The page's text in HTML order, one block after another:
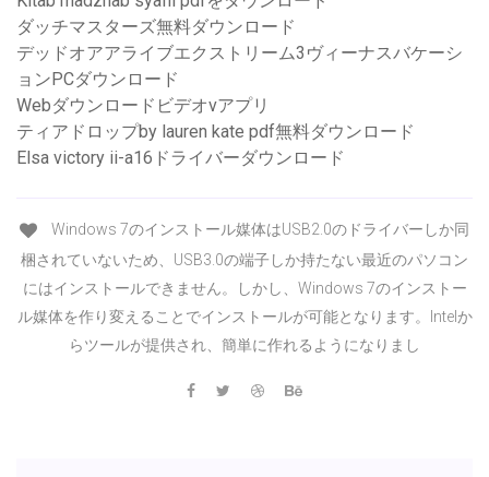
ダッチマスターズ無料ダウンロード
デッドオアアライブエクストリーム3ヴィーナスバケーシ
ョンPCダウンロード
Webダウンロードビデオvアプリ
ティアドロップby lauren kate pdf無料ダウンロード
Elsa victory ii-a16ドライバーダウンロード
Windows 7のインストール媒体はUSB2.0のドライバーしか同
梱されていないため、USB3.0の端子しか持たない最近のパソコン
にはインストールできません。しかし、Windows 7のインストー
ル媒体を作り変えることでインストールが可能となります。Intelか
らツールが提供され、簡単に作れるようになりまし